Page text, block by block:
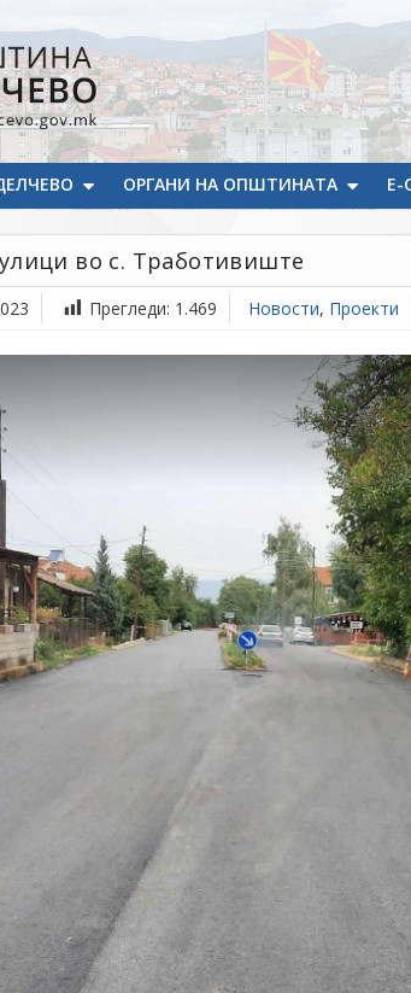
ОРГАНИ НА ОПШТИНАТА
во с. Тработивиште
Прегледи: 1.469 Новости, Проекти